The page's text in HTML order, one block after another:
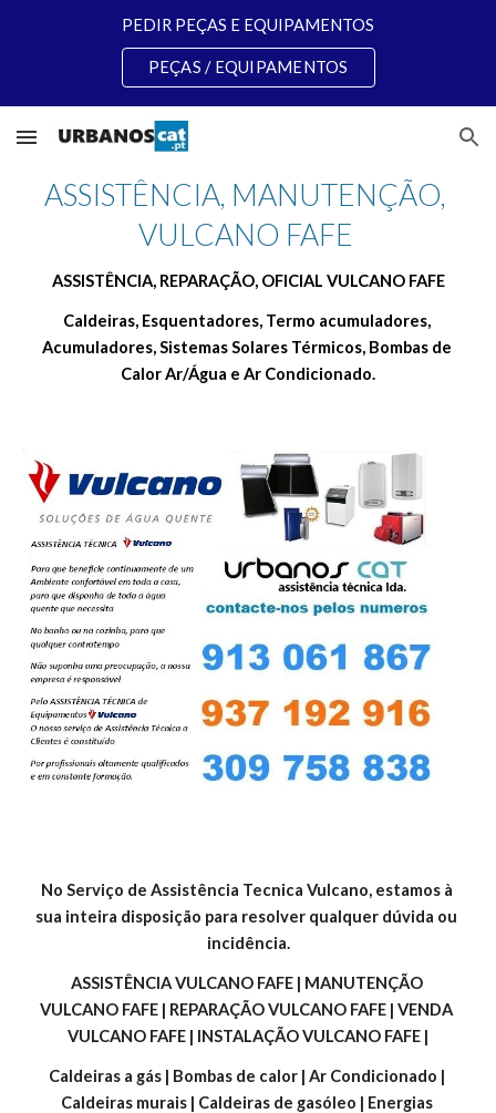
PEDIR PEÇAS E EQUIPAMENTOS
PEÇAS / EQUIPAMENTOS
ASSISTÊNCIA, MANUTENÇÃO,
VULCANO FAFE
ASSISTÊNCIA, REPARAÇÃO, OFICIAL VULCANO FAFE
Caldeiras, Esquentadores, Termo acumuladores,
Acumuladores, Sistemas Solares Térmicos, Bombas de
Calor Ar/Água e Ar Condicionado.
No Serviço de Assistência Tecnica Vulcano, estamos à
sua inteira disposição para resolver qualquer dúvida ou
incidência.
ASSISTÊNCIA VULCANO FAFE | MANUTENÇÃO
VULCANO FAFE | REPARAÇÃO VULCANO FAFE | VENDA
VULCANO FAFE | INSTALAÇÃO VULCANO FAFE |
Caldeiras a gás | Bombas de calor | Ar Condicionado |
Caldeiras murais | Caldeiras de gasóleo | Energias